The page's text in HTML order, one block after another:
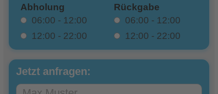
Abholung
06:00 - 12:00
12:00 - 22:00
Rückgabe
06:00 - 12:00
12:00 - 22:00
Jetzt anfragen: